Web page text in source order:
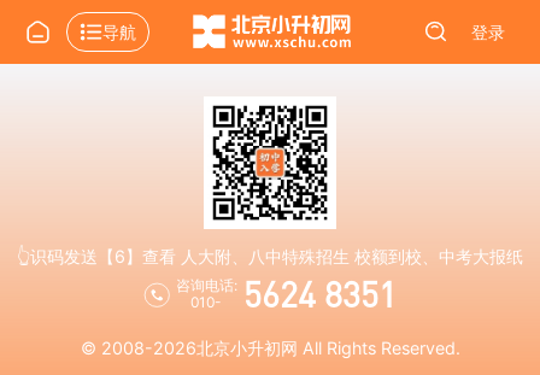
导航 登录
👆识码发送【6】查看 人大附、八中特殊招生 校额到校、中考大报纸
咨询电话:
010-
5624 8351
© 2008-2026北京小升初网 All Rights Reserved.